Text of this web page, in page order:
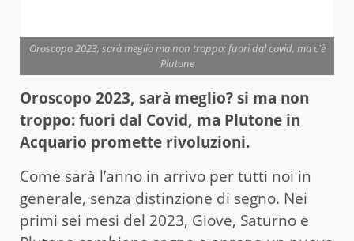
Oroscopo 2023, sarà meglio ma non troppo: fuori dal covid, ma c'è
Plutone
Oroscopo 2023, sarà meglio? si ma non
troppo: fuori dal Covid, ma Plutone in
Acquario promette rivoluzioni.
Come sarà l’anno in arrivo per tutti noi in
generale, senza distinzione di segno. Nei
primi sei mesi del 2023, Giove, Saturno e